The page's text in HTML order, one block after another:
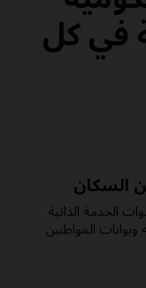
في كل
السكان
الخدمة الذاتية
المواطنين